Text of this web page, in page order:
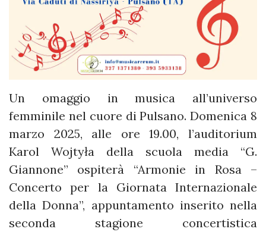
Un omaggio in musica all’universo
femminile nel cuore di Pulsano. Domenica 8
marzo 2025, alle ore 19.00, l’auditorium
Karol Wojtyła della scuola media “G.
Giannone” ospiterà “Armonie in Rosa –
Concerto per la Giornata Internazionale
della Donna”, appuntamento inserito nella
seconda stagione concertistica